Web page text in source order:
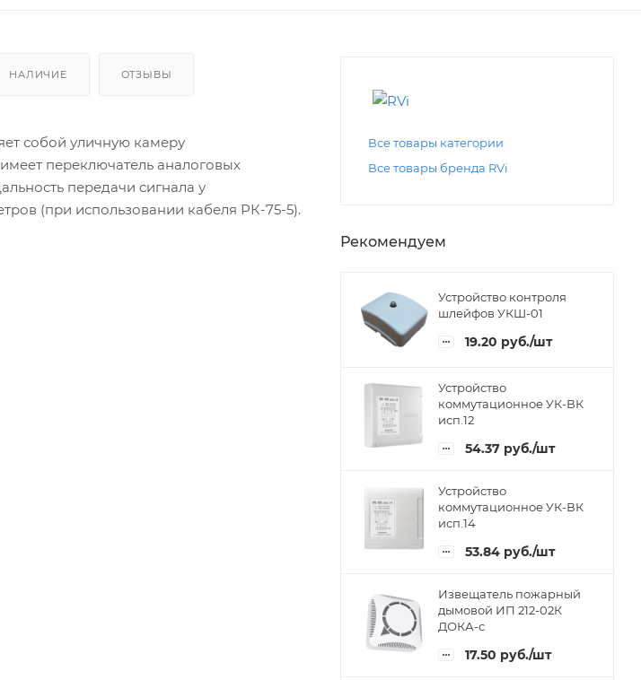
НАЛИЧИЕ ОТЗЫВЫ
собой уличную камеру
переключатель аналоговых
передачи сигнала у
(при использовании кабеля РК-75-5).
Все товары категории
Все товары бренда RVi
Рекомендуем
Устройство контроля
шлейфов УКШ-01
19.20 руб./шт
Устройство
коммутационное УК-ВК
исп.12
54.37 руб./шт
Устройство
коммутационное УК-ВК
исп.14
53.84 руб./шт
Извещатель пожарный
дымовой ИП 212-02К
ДОКА-с
17.50 руб./шт